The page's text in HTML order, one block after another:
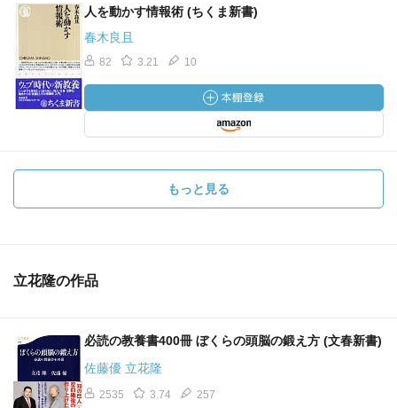
詞的表現の文章は動詞的表現に変えてみることである。
文節でも、句でも、文章全体でもよい。どんな文章のどん
な部分でも、この書き換えが可能なのである。
念のためにいっておけば、ワープロに入れた文章を本格的
に読み返すのは、スクリーンの上ではなく、必ずプリント
アウトした上ですべきである。
ではなく、文章を書き終わってから全篇通して読み返す場
コンテらしきものを作ったことは何度かある。いずれも週
先輩記者の教えに従ってそうしたのである。
しかし、それがまったく役に立たなかったので、以後コン
テを作るのをやめてしまった。
…コンテを作るのが苦手で、何度やってもうまくいかなか
人を動かす情報術 (ちくま新書)
春木良且
82 3.21 10
もっと見る
立花隆の作品
必読の教養書400冊 ぼくらの頭脳の鍛え方 (文春新書)
佐藤優 立花隆
2535 3.74 257